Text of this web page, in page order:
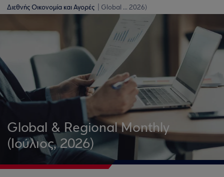
Διεθνής Οικονομία και Αγορές
Global ... 2026)
Global & Regional Monthly
(Ιούλιος, 2026)